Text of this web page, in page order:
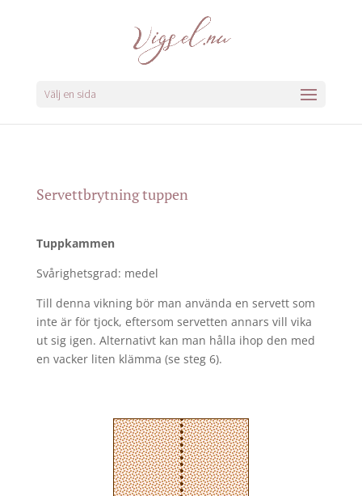
Välj en sida
Servettbrytning tuppen
Tuppkammen
Svårighetsgrad: medel
Till denna vikning bör man använda en servett som
inte är för tjock, eftersom servetten annars vill vika
ut sig igen. Alternativt kan man hålla ihop den med
en vacker liten klämma (se steg 6).